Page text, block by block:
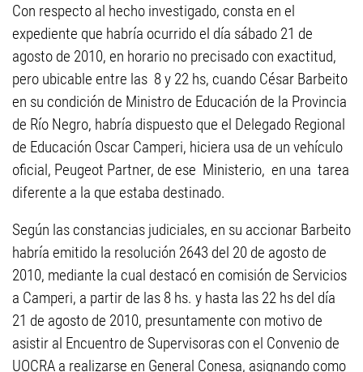
Con respecto al hecho investigado, consta en el
expediente que habría ocurrido el día sábado 21 de
agosto de 2010, en horario no precisado con exactitud,
pero ubicable entre las 8 y 22 hs, cuando César Barbeito
en su condición de Ministro de Educación de la Provincia
de Río Negro, habría dispuesto que el Delegado Regional
de Educación Oscar Camperi, hiciera usa de un vehículo
oficial, Peugeot Partner, de ese Ministerio, en una tarea
diferente a la que estaba destinado.
Según las constancias judiciales, en su accionar Barbeito
habría emitido la resolución 2643 del 20 de agosto de
2010, mediante la cual destacó en comisión de Servicios
a Camperi, a partir de las 8 hs. y hasta las 22 hs del día
21 de agosto de 2010, presuntamente con motivo de
asistir al Encuentro de Supervisoras con el Convenio de
UOCRA a realizarse en General Conesa, asignando como